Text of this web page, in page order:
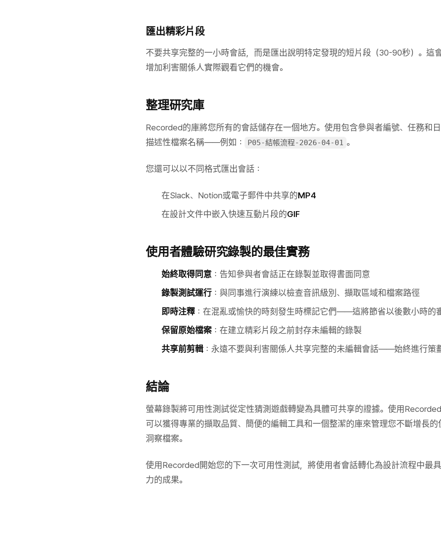
匯出精彩片段
不要共享完整的一小時會話，而是匯出說明特定發現的短片段（30-90秒）。這
增加利害關係人實際觀看它們的機會。
整理研究庫
Recorded的庫將您所有的會話儲存在一個地方。使用包含參與者編號、任務和
描述性檔案名稱——例如：
P05-結帳流程-2026-04-01 。
您還可以以不同格式匯出會話：
在Slack、Notion或電子郵件中共享的MP4
在設計文件中嵌入快速互動片段的GIF
使用者體驗研究錄製的最佳實務
始終取得同意 ：告知參與者會話正在錄製並取得書面同意
錄製測試運行 ：與同事進行演練以檢查音訊級別、擷取區域和檔案路徑
即時注釋 ：在混亂或愉快的時刻發生時標記它們——這將節省以後數小時的
保留原始檔案 ：在建立精彩片段之前封存未編輯的錄製
共享前剪輯 ：永遠不要與利害關係人共享完整的未編輯會話——始終進行策
結論
螢幕錄製將可用性測試從定性猜測遊戲轉變為具體可共享的證據。使用
可以獲得專業的擷取品質、簡便的編輯工具和一個整潔的庫來管理您不斷增長的
洞察檔案。
使用Recorded開始您的下一次可用性測試，將使用者會話轉化為設計流程中最
力的成果。